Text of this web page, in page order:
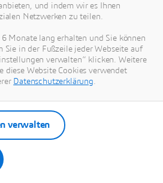
Sie Dassaut
Ihre Anforderungen
wählen?
der 3DEXPERIENCE
und indem wir es Ihnen
Netzwerken zu teilen.
Monate lang erhalten und Sie können
Sie in der Fußzeile jeder Webseite auf
verwalten“ klicken. Weitere
diese Website Cookies verwendet
Datenschutzerklärung.
verwalten